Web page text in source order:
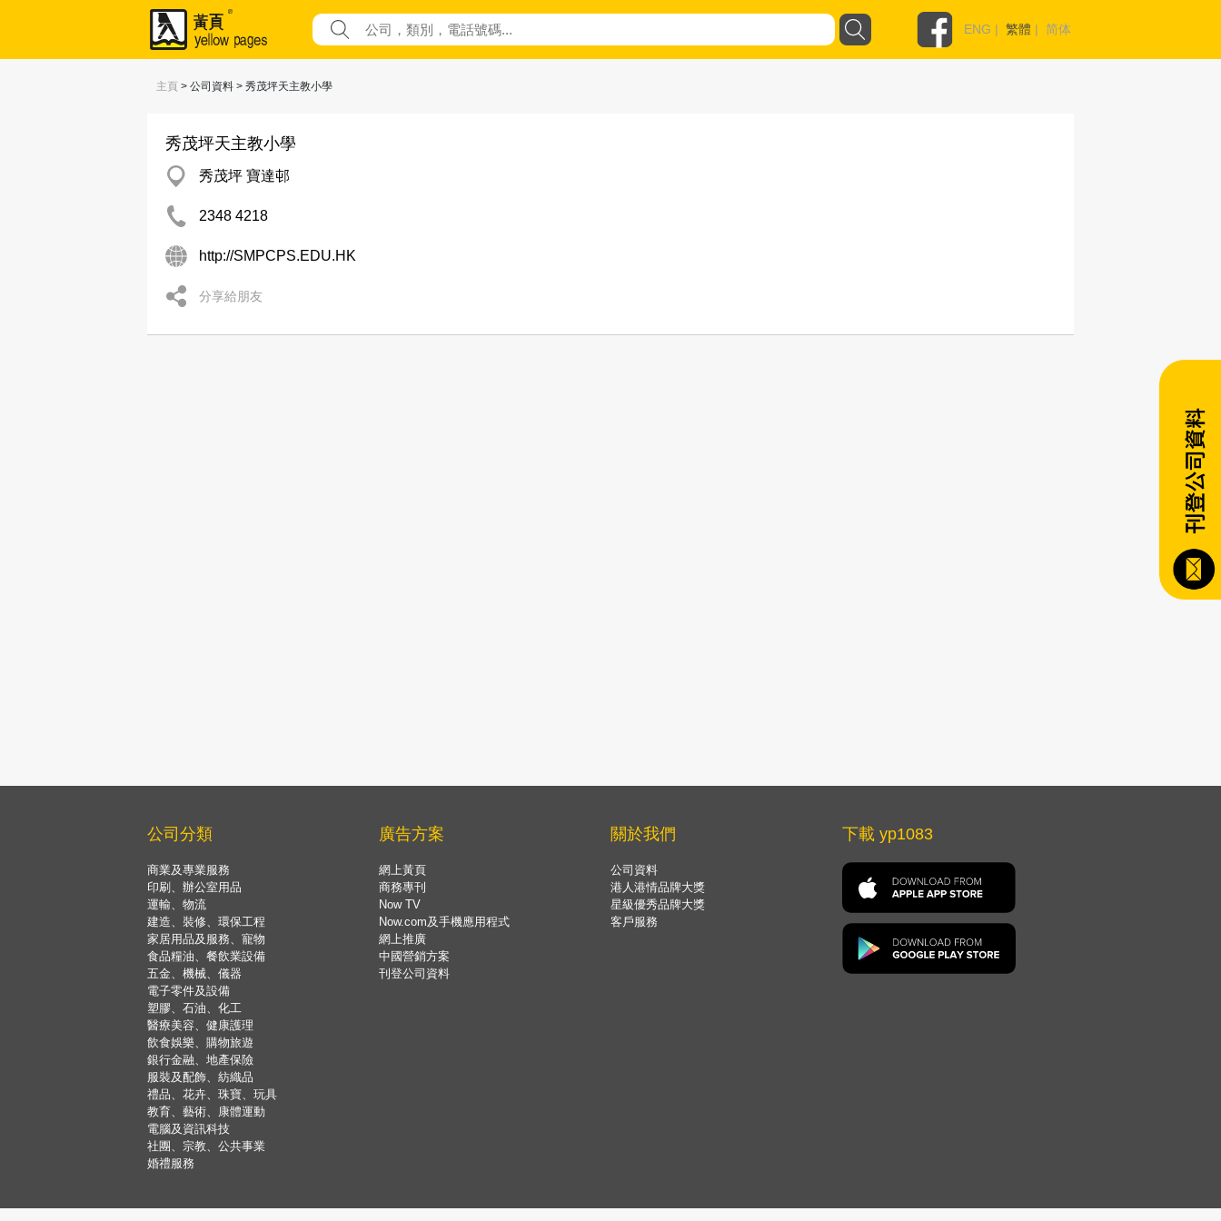
ENG | 繁體 | 简体
主頁 > 公司資料 > 秀茂坪天主教小學
秀茂坪天主教小學
秀茂坪 寶達邨
2348 4218
http://SMPCPS.EDU.HK
分享給朋友
公司分類
商業及專業服務
印刷、辦公室用品
運輸、物流
建造、裝修、環保工程
家居用品及服務、寵物
食品糧油、餐飲業設備
五金、機械、儀器
電子零件及設備
塑膠、石油、化工
醫療美容、健康護理
飲食娛樂、購物旅遊
銀行金融、地產保險
服裝及配飾、紡織品
禮品、花卉、珠寶、玩具
教育、藝術、康體運動
電腦及資訊科技
社團、宗教、公共事業
婚禮服務
廣告方案
網上黃頁
商務專刊
Now TV
Now.com及手機應用程式
網上推廣
中國營銷方案
刊登公司資料
關於我們
公司資料
港人港情品牌大獎
星級優秀品牌大獎
客戶服務
下載 yp1083